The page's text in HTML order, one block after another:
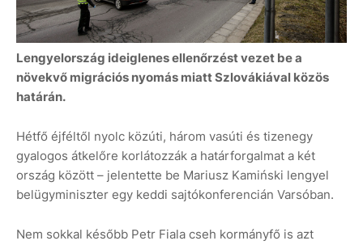
Lengyelország ideiglenes ellenőrzést vezet be a
növekvő migrációs nyomás miatt Szlovákiával közös
határán.
Hétfő éjféltől nyolc közúti, három vasúti és tizenegy
gyalogos átkelőre korlátozzák a határforgalmat a két
ország között – jelentette be Mariusz Kamiński lengyel
belügyminiszter egy keddi sajtókonferencián Varsóban.
Nem sokkal később Petr Fiala cseh kormányfő is azt